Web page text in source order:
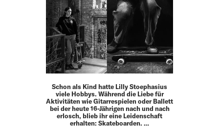
Schon als Kind hatte Lilly Stoephasius
viele Hobbys. Während die Liebe für
Aktivitäten wie Gitarrespielen oder Ballett
bei der heute 16-Jährigen nach und nach
erlosch, blieb ihr eine Leidenschaft
erhalten: Skateboarden. …